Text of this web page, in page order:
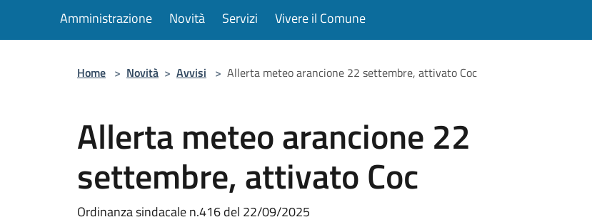
Amministrazione Novità Servizi Vivere il Comune
Home > Novità > Avvisi > Allerta meteo arancione 22 settembre, attivato Coc
Allerta meteo arancione 22
settembre, attivato Coc
Ordinanza sindacale n.416 del 22/09/2025